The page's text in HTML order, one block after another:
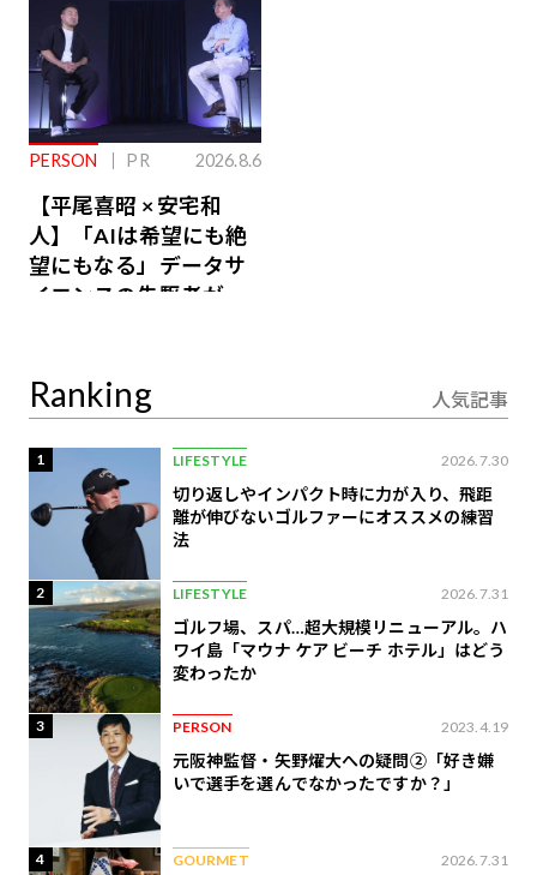
PERSON PR 2026.8.6
【平尾喜昭 × 安宅和
人】「AIは希望にも絶
望にもなる」データサ
イエンスの先駆者が語
Ranking 人気記事
1 LIFESTYLE 2026.7.30
切り返しやインパクト時に力が入り、飛距
離が伸びないゴルファーにオススメの練習
法
2 LIFESTYLE 2026.7.31
ゴルフ場、スパ…超大規模リニューアル。ハ
ワイ島「マウナ ケア ビーチ ホテル」はどう
変わったか
3 PERSON 2023.4.19
元阪神監督・矢野燿大への疑問②「好き嫌
いで選手を選んでなかったですか？」
4 GOURMET 2026.7.31